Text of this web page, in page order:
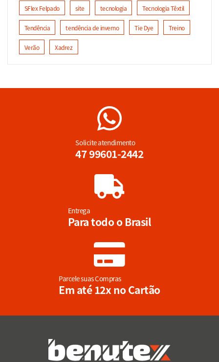
SFlex Felpado site tecnologia Tecnologia Têxtil
Tendência tendência de inverno Tie Dye Treino
Verão Xadrez
Solicite atendimento
47 99601-2442
Entrega
Para todo o Brasil
Parcele suas Compras
Em até 12x no Cartão